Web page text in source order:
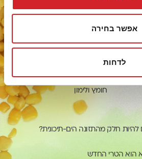
אפשר בחירה
לדחות
לקוחות רטבים
קפואים
חומץ ולימון
להיות חלק מהתזונה הים-תיכונית?
הוא הטרי החדש